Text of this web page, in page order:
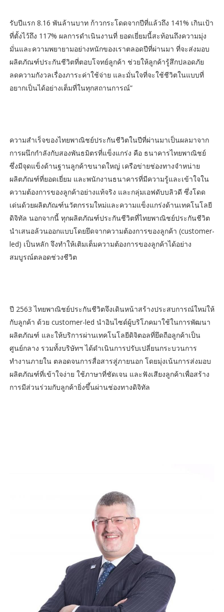
รับปีแรก 8.16 พันล้านบาท ก้าวกระโดดจากปีที่แล้วถึง 141% เกินเป้า
ที่ตั้งไว้ถึง 117% ผลการดำเนินงานที่ ยอดเยี่ยมนี้สะท้อนถึงความมุ่ง
มั่นและความพยายามอย่างหนักของเราตลอดปีที่ผ่านมา ที่จะส่งมอบ
ผลิตภัณฑ์ประกันชีวิตที่ตอบโจทย์ลูกค้า ช่วยให้ลูกค้ารู้สึกปลอดภัย
ลดความกังวลเรื่องภาระค่าใช้จ่าย และมั่นใจที่จะใช้ชีวิตในแบบที่
อยากเป็นได้อย่างเต็มที่ในทุกสถานการณ์”
ความสำเร็จของไทยพาณิชย์ประกันชีวิตในปีที่ผ่านมาเป็นผลมาจาก
การผนึกกำลังกับสองพันธมิตรที่แข็งแกร่ง คือ ธนาคารไทยพาณิชย์
ซึ่งมีจุดแข็งด้านฐานลูกค้าขนาดใหญ่ เครือข่ายช่องทางจำหน่าย
ผลิตภัณฑ์ที่ยอดเยี่ยม และพนักงานธนาคารที่มีความรู้และเข้าใจใน
ความต้องการของลูกค้าอย่างแท้จริง และกลุ่มเอฟดับบลิวดี ซึ่งโดด
เด่นด้วยผลิตภัณฑ์นวัตกรรมใหม่และความแข็งแกร่งด้านเทคโนโลยี
ดิจิทัล นอกจากนี้ ทุกผลิตภัณฑ์ประกันชีวิตที่ไทยพาณิชย์ประกันชีวิต
นำเสนอล้วนออกแบบโดยยึดจากความต้องการของลูกค้า (customer-
led) เป็นหลัก จึงทำให้เติมเต็มความต้องการของลูกค้าได้อย่าง
สมบูรณ์ตลอดช่วงชีวิต
ปี 2563 ไทยพาณิชย์ประกันชีวิตจึงเดินหน้าสร้างประสบการณ์ใหม่ให้
กับลูกค้า ด้วย customer-led นำอินไซด์ผู้บริโภคมาใช้ในการพัฒนา
ผลิตภัณฑ์ และให้บริการผ่านเทคโนโลยีดิจิตอลที่ยึดถือลูกค้าเป็น
ศูนย์กลาง รวมทั้งบริษัทฯ ได้ดำเนินการปรับเปลี่ยนกระบวนการ
ทำงานภายใน ตลอดจนการสื่อสารสู่ภายนอก โดยมุ่งเน้นการส่งมอบ
ผลิตภัณฑ์ที่เข้าใจง่าย ใช้ภาษาที่ชัดเจน และฟังเสียงลูกค้าเพื่อสร้าง
การมีส่วนร่วมกับลูกค้ายิ่งขึ้นผ่านช่องทางดิจิทัล